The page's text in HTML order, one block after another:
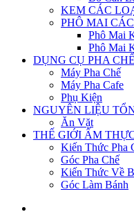
KEM CÁC
PHÔ MAI
Phô Mai
Phô Mai
DỤNG CỤ PHA CHẾ
Máy Pha Chế
Máy Pha Cafe
Phụ Kiện
NGUYÊN LIỆU
Ăn Vặt
THẾ GIỚI ẨM
Kiến Thức Pha
Góc Pha Chế
Kiến Thức Về
Góc Làm Bánh